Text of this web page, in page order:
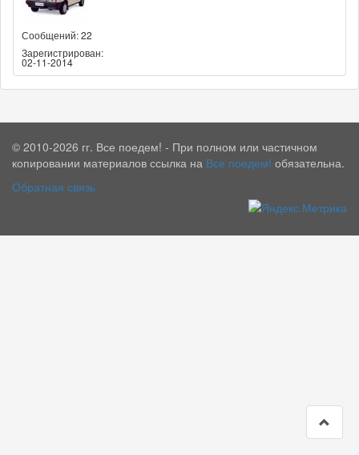
Сообщений: 22
Зарегистрирован:
02-11-2014
© 2010-2026 гг. Все поедем! - При полном или частичном
копировании материалов ссылка на Все поедем! обязательна.
Обратная связь